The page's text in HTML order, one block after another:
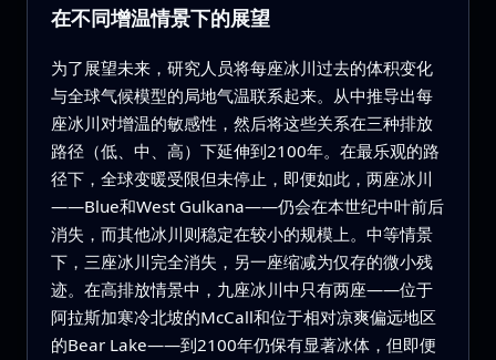
在不同增温情景下的展望
为了展望未来，研究人员将每座冰川过去的体积变化
与全球气候模型的局地气温联系起来。从中推导出每
座冰川对增温的敏感性，然后将这些关系在三种排放
路径（低、中、高）下延伸到2100年。在最乐观的路
径下，全球变暖受限但未停止，即便如此，两座冰川
——Blue和West Gulkana——仍会在本世纪中叶前后
消失，而其他冰川则稳定在较小的规模上。中等情景
下，三座冰川完全消失，另一座缩减为仅存的微小残
迹。在高排放情景中，九座冰川中只有两座——位于
阿拉斯加寒冷北坡的McCall和位于相对凉爽偏远地区
的Bear Lake——到2100年仍保有显著冰体，但即便